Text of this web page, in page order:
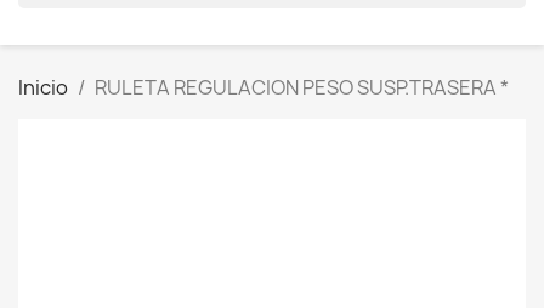
Inicio RULETA REGULACION PESO SUSP.TRASERA *